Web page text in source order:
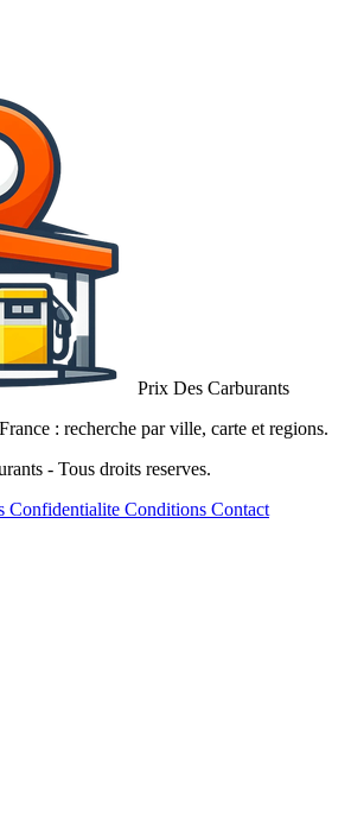
Prix Des Carburants
: recherche par ville, carte et regions.
- Tous droits reserves.
Confidentialite Conditions Contact